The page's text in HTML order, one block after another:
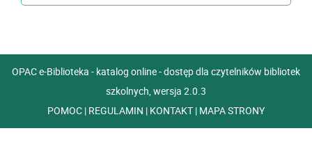
OPAC e-Biblioteka - katalog online - dostęp dla czytelników bibliotek
szkolnych, wersja 2.0.3
POMOC | REGULAMIN | KONTAKT | MAPA STRONY